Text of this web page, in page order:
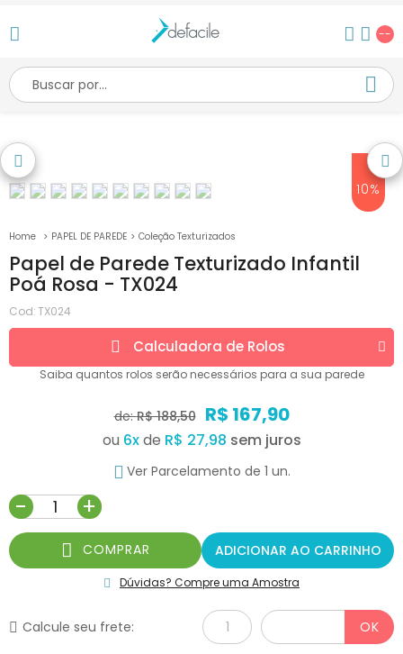
--
10%
PAPEL DE PAREDE Coleção Texturizados
Papel de Parede Texturizado Infantil
Poá Rosa - TX024
Cod:TX024
Calculadora de Rolos
Saiba quantos rolos serão necessários para a sua parede
de:R$ 188,50 R$ 167,90
ou 6xde R$ 27,98
Ver Parcelamento de 1 un.
- +
COMPRAR ADICIONAR AO CARRINHO
Dúvidas? Compre uma Amostra
Calcule seu frete: